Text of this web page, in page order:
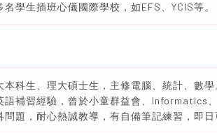
學生插班心儀國際學校，如EFS、YCIS等。
本科生、理大碩士生，主修電腦、統計、數
語補習經驗，曾於小童群益會、Informatics
問題，耐心熱誠教導，有自備筆記練習，即日